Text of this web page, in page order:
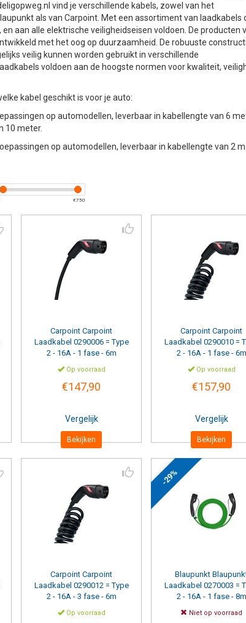
vind je verschillende kabels, zowel van het
als van Carpoint. Met een assortiment van laadkabels
aan alle elektrische veiligheidseisen voldoen. De producten
met het oog op duurzaamheid. De robuuste
veilig kunnen worden gebruikt in verschillende
voldoen aan de hoogste normen voor kwaliteit,
kabel geschikt is voor je auto:
op automodellen, leverbaar in kabellengte van 6
10 meter.
op automodellen, leverbaar in kabellengte van 2
€750
Kabellengte
2 Meter
10 Meter
Carpoint Carpoint
Laadkabel 0290006 = Type
2 - 16A - 1 fase - 6m
Op voorraad
€147,90
Vergelijk
Bekijken
Carpoint Carpoint
Laadkabel 0290010 =
2 - 16A - 1 fase - 6m
Op voorraad
€157,90
Vergelijk
Bekijken
Carpoint Carpoint
Laadkabel 0290012 = Type
2 - 16A - 3 fase - 6m
Op voorraad
-29%
Blaupunkt
Laadkabel 0270003 =
2 - 16A - 1 fase - 8m
Niet op voorraad